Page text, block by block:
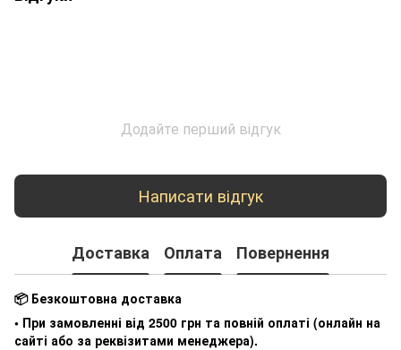
Додайте перший відгук
Написати відгук
Доставка Оплата Повернення
📦 Безкоштовна доставка
• При замовленні від 2500 грн та повній оплаті (онлайн на
сайті або за реквізитами менеджера).